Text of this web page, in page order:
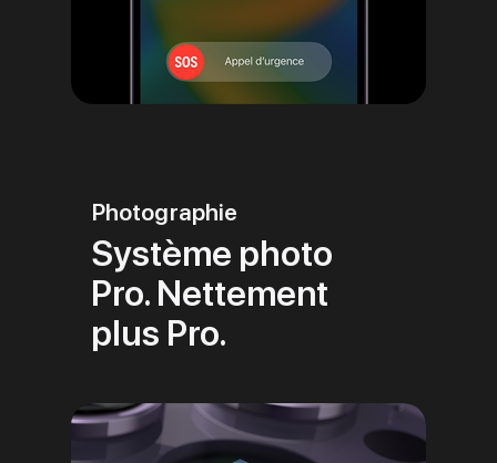
Photographie
Système photo
Pro. Nettement
plus Pro.